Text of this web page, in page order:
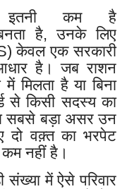
कम है
है, उनके लिए
केवल एक सरकारी
है। जब राशन
मिलता है या बिना
से किसी सदस्य का
सबसे बड़ा असर उन
दो वक़्त का भरपेट
नहीं है।
संख्या में ऐसे परिवार